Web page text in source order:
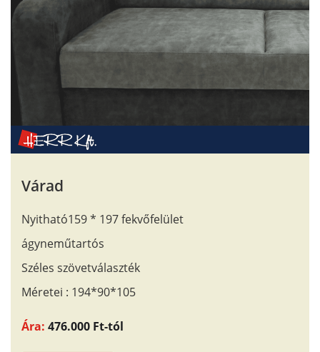
Várad
Nyitható159 * 197 fekvőfelület
ágyneműtartós
Széles szövetválaszték
Méretei : 194*90*105
Ára: 476.000 Ft-tól